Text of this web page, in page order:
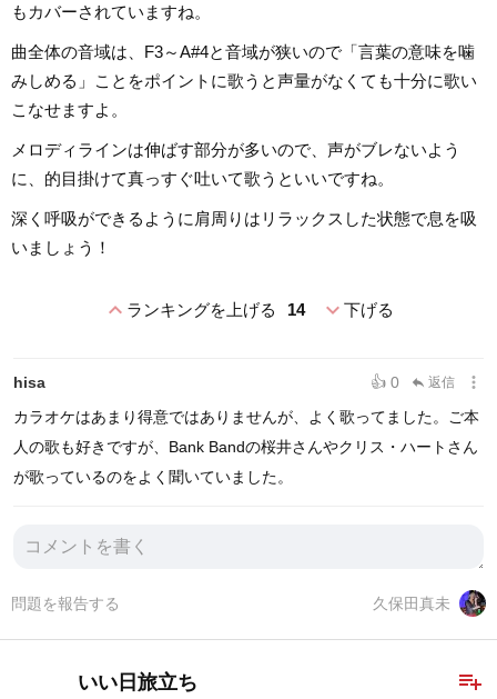
もカバーされていますね。
曲全体の音域は、F3～A#4と音域が狭いので「言葉の意味を噛
みしめる」ことをポイントに歌うと声量がなくても十分に歌い
こなせますよ。
メロディラインは伸ばす部分が多いので、声がブレないよう
に、的目掛けて真っすぐ吐いて歌うといいですね。
深く呼吸ができるように肩周りはリラックスした状態で息を吸
いましょう！
expand_lessランキングを上げる 14 expand_more下げる
hisa 👍 0 reply 返信 more_vert
カラオケはあまり得意ではありませんが、よく歌ってました。ご本
人の歌も好きですが、Bank Bandの桜井さんやクリス・ハートさん
が歌っているのをよく聞いていました。
久保田真未
問題を報告する
playlist_add
いい日旅立ち